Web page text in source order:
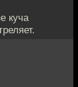
куча